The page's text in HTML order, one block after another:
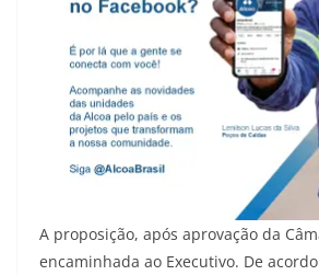
A proposição, após aprovação da
encaminhada ao Executivo. De